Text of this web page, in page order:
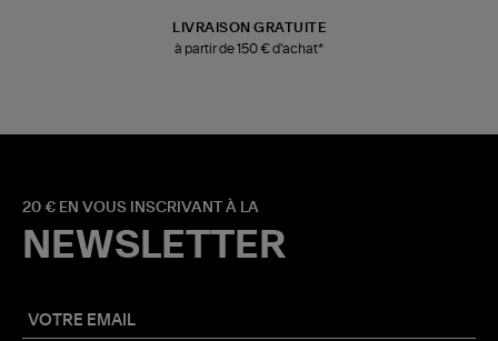
LIVRAISON GRATUITE
à partir de 150 € d'achat*
20 € EN VOUS INSCRIVANT À LA
NEWSLETTER